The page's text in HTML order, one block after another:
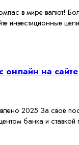
в мире валют!
инвестиционные
онлайн на
2025 За своё
банка и ставкой